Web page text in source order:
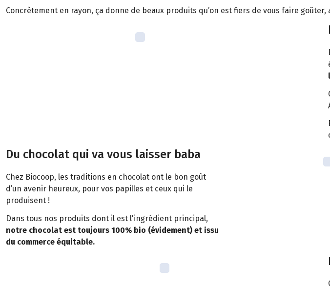
Concrètement en rayon, ça donne de beaux produits qu’on est fiers de vous faire goûter,
Du chocolat qui va vous laisser baba
Chez Biocoop, les traditions en chocolat ont le bon goût
d’un avenir heureux, pour vos papilles et ceux qui le
produisent !
Dans tous nos produits dont il est l'ingrédient principal,
notre chocolat est toujours 100% bio (évidement) et issu
du commerce équitable.